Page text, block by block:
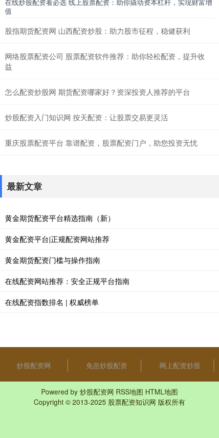
在线炒股配资看必选 线上股票配资：助你撬动资本杠杆，实现财富增
值
股指期货配资网 山西配资炒股：助力股市征程，稳健获利
网络股票配资公司 股票配资软件推荐：助你轻松配资，提升收
益
怎么配资炒股网 期货配资哪家好？资深投资人推荐的平台
炒股配资入门知识网 按天配资：让股票交易更灵活
重庆股票配资平台 靠谱配资，股票配资门户，助您投资无忧
最新文章
黄金期货配资平台精选指南（新）
黄金配资平台|正规配资网站推荐
黄金期货配资门槛与操作指南
在线配资网站推荐：安全正规平台指南
在线配资指数排名 | 权威榜单
炒股配资网 免息炒股配资 网上配资炒股
Powered by 炒股配资网 RSS地图 HTML地图
Copyright © 2013-2025 股票配资知识网 版权所有